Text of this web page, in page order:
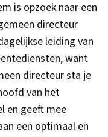
is opzoek naar een
directeur
leiding van
want
directeur sta je
van het
en geeft mee
een optimaal en